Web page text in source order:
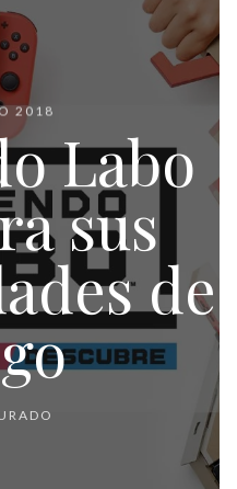
2018
Labo
sus
de